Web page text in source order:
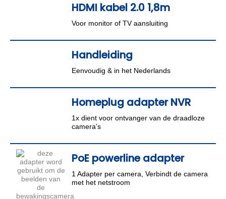
HDMI kabel 2.0 1,8m
Voor monitor of TV aansluiting
Handleiding
Eenvoudig & in het Nederlands
Homeplug adapter NVR
1x dient voor ontvanger van de draadloze
camera’s
PoE powerline adapter
1 Adapter per camera, Verbindt de camera
met het netstroom